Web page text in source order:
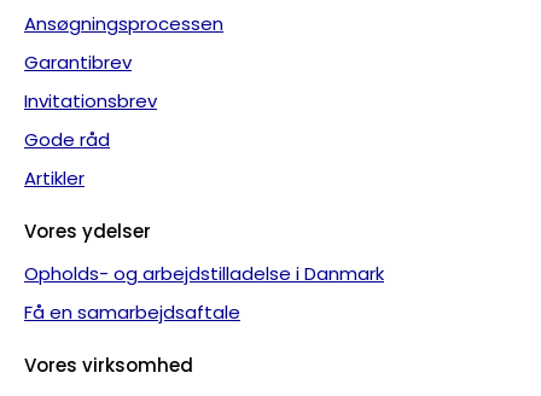
Ansøgningsprocessen
Garantibrev
Invitationsbrev
Gode råd
Artikler
Vores ydelser
Opholds- og arbejdstilladelse i Danmark
Få en samarbejdsaftale
Vores virksomhed